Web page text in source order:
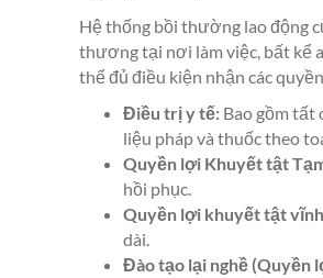
Hệ thống bồi thường lao động
thương tại nơi làm việc, bất kể
thể đủ điều kiện nhận các
Điều trị y tế: Bao gồm tất
liệu pháp và thuốc theo
Quyền lợi Khuyết tật
hồi phục.
Quyền lợi khuyết tật
dài.
Đào tạo lại nghề (Quyền